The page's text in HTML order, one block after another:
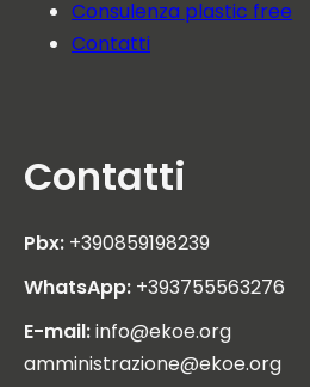
Consulenza plastic free
Contatti
Contatti
Pbx: +390859198239
WhatsApp: +393755563276
E-mail:info@ekoe.org
amministrazione@ekoe.org